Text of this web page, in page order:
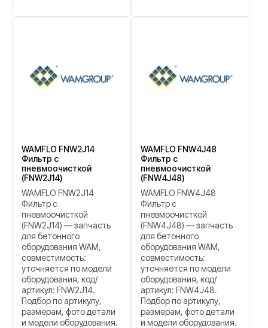
WAMFLO FNW2J14
Фильтр с
пневмоочисткой
(FNW2J14)
WAMFLO FNW2J14
Фильтр с
пневмоочисткой
(FNW2J14) — запчасть
для бетонного
оборудования WAM,
совместимость:
уточняется по модели
оборудования, код/
артикул: FNW2J14.
Подбор по артикулу,
размерам, фото детали
и модели оборудования.
WAMFLO FNW4J48
Фильтр с
пневмоочисткой
(FNW4J48)
WAMFLO FNW4J48
Фильтр с
пневмоочисткой
(FNW4J48) — запчасть
для бетонного
оборудования WAM,
совместимость:
уточняется по модели
оборудования, код/
артикул: FNW4J48.
Подбор по артикулу,
размерам, фото детали
и модели оборудования.